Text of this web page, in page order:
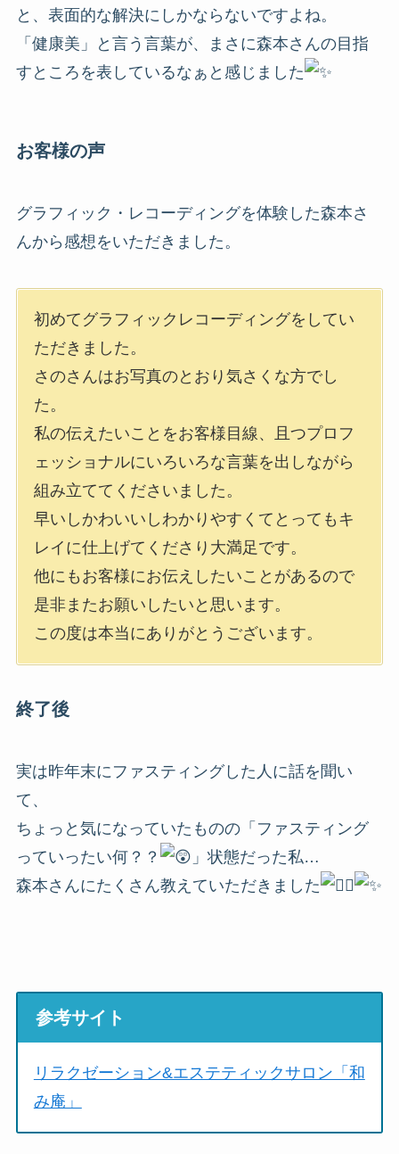
と、表面的な解決にしかならないですよね。
「健康美」と言う言葉が、まさに森本さんの目指
すところを表しているなぁと感じました
お客様の声
グラフィック・レコーディングを体験した森本さ
んから感想をいただきました。
初めてグラフィックレコーディングをしてい
ただきました。
さのさんはお写真のとおり気さくな方でし
た。
私の伝えたいことをお客様目線、且つプロフ
ェッショナルにいろいろな言葉を出しながら
組み立ててくださいました。
早いしかわいいしわかりやすくてとってもキ
レイに仕上げてくださり大満足です。
他にもお客様にお伝えしたいことがあるので
是非またお願いしたいと思います。
この度は本当にありがとうございます。
終了後
実は昨年末にファスティングした人に話を聞い
て、
ちょっと気になっていたものの「ファスティング
っていったい何？？
」状態だった私…
森本さんにたくさん教えていただきました
参考サイト
リラクゼーション&エステティックサロン「和
み庵」